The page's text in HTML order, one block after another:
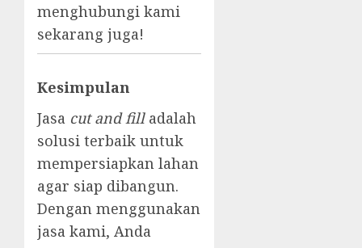
menghubungi kami
sekarang juga!
Kesimpulan
Jasa cut and filladalah
solusi terbaik untuk
mempersiapkan lahan
agar siap dibangun.
Dengan menggunakan
jasa kami, Anda